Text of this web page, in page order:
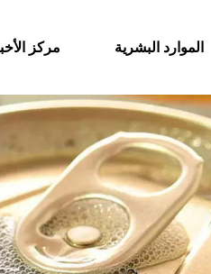
مركز الموارد البشرية